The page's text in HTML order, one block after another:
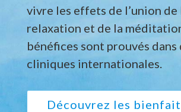
vivre les effets de l’union de
relaxation et de la
bénéfices sont prouvés dans
cliniques internationales.
Découvrez les